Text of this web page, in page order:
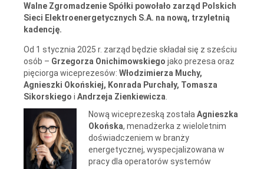
Walne Zgromadzenie Spółki powołało zarząd Polskich
Sieci Elektroenergetycznych S.A. na nową, trzyletnią
kadencję.
Od 1 stycznia 2025 r. zarząd będzie składał się z sześciu
osób – Grzegorza Onichimowskiego jako prezesa oraz
pięciorga wiceprezesów: Włodzimierza Muchy,
Agnieszki Okońskiej, Konrada Purchały, Tomasza
Sikorskiego i Andrzeja Zienkiewicza
Nową wiceprezeską zostałaAgnieszka
Okońska, menadżerka z wieloletnim
doświadczeniem w branży
energetycznej, wyspecjalizowana w
pracy dla operatorów systemów